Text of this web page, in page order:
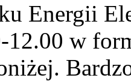
Energii
12.00 w